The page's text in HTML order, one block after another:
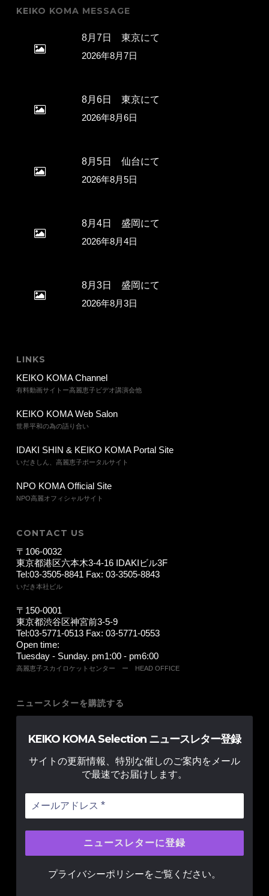
KEIKO KOMA MESSAGE
8月7日 東京にて
2026年8月7日
8月6日 東京にて
2026年8月6日
8月5日 仙台にて
2026年8月5日
8月4日 盛岡にて
2026年8月4日
8月3日 盛岡にて
2026年8月3日
LINKS
KEIKO KOMA Channel
有料動画サイトー高麗恵子ビデオ講演会他
KEIKO KOMA Web Salon
世界平和の為の語り合い
IDAKI SHIN & KEIKO KOMA Portal Site
いだきしん、高麗恵子ポータルサイト
NPO KOMA Official Site
NPO高麗オフィシャルサイト
CONTACT US
〒106-0032
東京都港区六本木3-4-16 IDAKIビル3F
Tel:03-3505-8841 Fax: 03-3505-8843
いだき本社ビル
〒150-0001
東京都渋谷区神宮前3-5-9
Tel:03-5771-0513 Fax: 03-5771-0553
Open time:
Tuesday - Sunday. pm1:00 - pm6:00
高麗恵子スカイロケットセンター ー HEAD OFFICE
ニュースレターを購読する
KEIKO KOMA Selection ニュースレター登録
サイトの更新情報、特別な催しのご案内をメール
で最速でお届けします。
プライバシーポリシーをご覧ください。